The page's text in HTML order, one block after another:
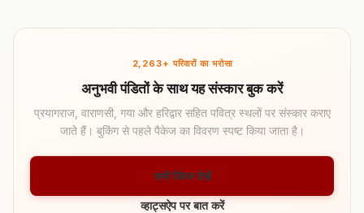
2,263+ परिवारों का भरोसा
अनुभवी पंडितों के साथ यह संस्कार बुक करें
प्रयागराज, वाराणसी, गया और हरिद्वार सहित पवित्र स्थलों पर संस्कार कराए
जाते हैं। बुकिंग से पहले पैकेज का विवरण स्पष्ट किया जाता है।
सभी पैकेज देखें
व्हाट्सऐप पर बात करें